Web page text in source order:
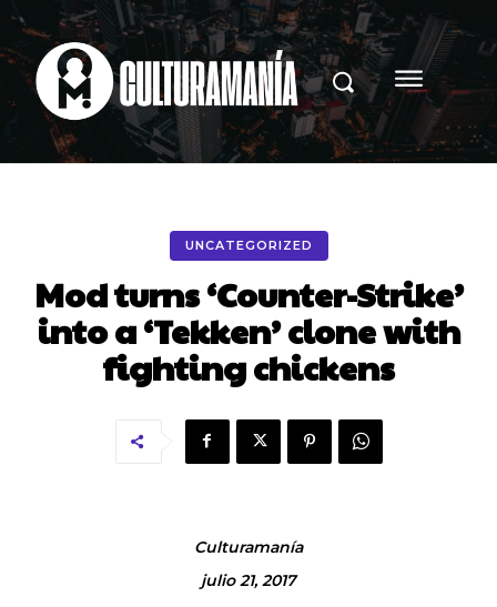
UNCATEGORIZED
Mod turns ‘Counter-Strike’
into a ‘Tekken’ clone with
fighting chickens
Culturamanía
julio 21, 2017